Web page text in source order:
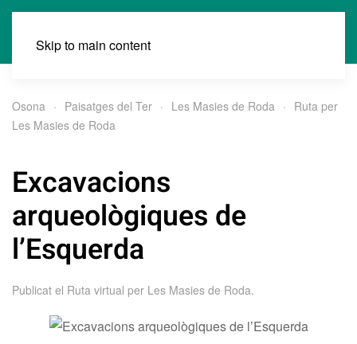
Skip to main content
Osona Paisatges del Ter Les Masies de Roda
Ruta per
Les Masies de Roda
Excavacions
arqueològiques de
l’Esquerda
Publicat el Ruta virtual per Les Masies de Roda.